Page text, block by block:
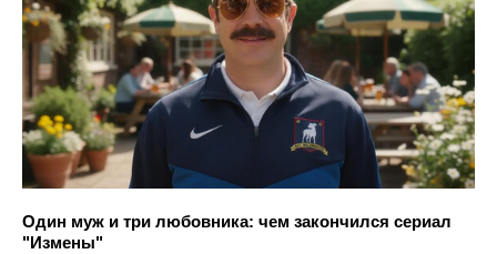
Один муж и три любовника: чем закончился сериал
"Измены"